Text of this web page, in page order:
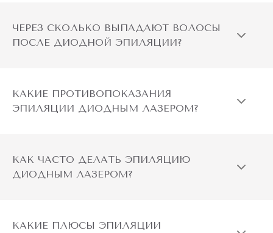
ЧЕРЕЗ СКОЛЬКО ВЫПАДАЮТ ВОЛОСЫ
ПОСЛЕ ДИОДНОЙ ЭПИЛЯЦИИ?
КАКИЕ ПРОТИВОПОКАЗАНИЯ
ЭПИЛЯЦИИ ДИОДНЫМ ЛАЗЕРОМ?
КАК ЧАСТО ДЕЛАТЬ ЭПИЛЯЦИЮ
ДИОДНЫМ ЛАЗЕРОМ?
КАКИЕ ПЛЮСЫ ЭПИЛЯЦИИ